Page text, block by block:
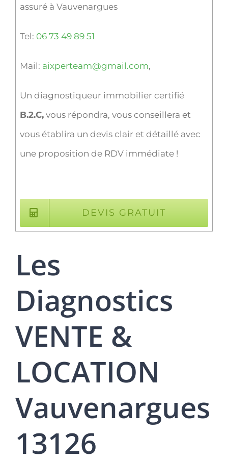
assuré à Vauvenargues
Tel: 06 73 49 89 51
Mail: aixperteam@gmail.com,
Un diagnostiqueur immobilier certifié
B.2.C,vous répondra, vous conseillera et
vous établira un devis clair et détaillé avec
une proposition de RDV immédiate !
DEVIS GRATUIT
Les
Diagnostics
VENTE &
LOCATION
Vauvenargues
13126